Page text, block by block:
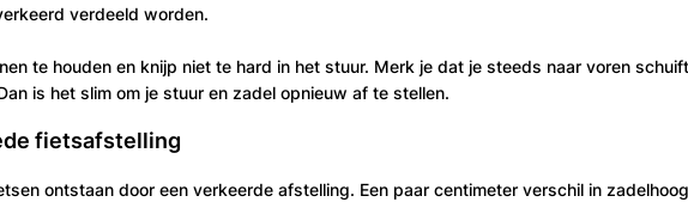
verdeeld worden.
te houden en knijp niet te hard in het stuur. Merk je dat je steeds naar voren
is het slim om je stuur en zadel opnieuw af te stellen.
fietsafstelling
ontstaan door een verkeerde afstelling. Een paar centimeter verschil in